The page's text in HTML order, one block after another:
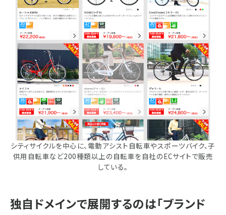
シティサイクルを中心に、電動アシスト自転車やスポーツバイク、子
供用自転車など200種類以上の自転車を自社のECサイトで販売
している。
独自ドメインで展開するのは「ブランド